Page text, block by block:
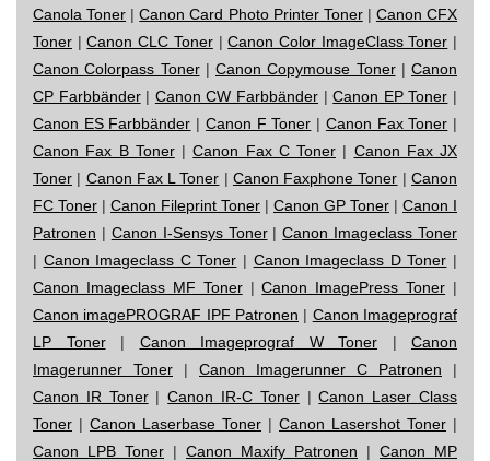
Canola Toner |Canon Card Photo Printer Toner| Canon CFX
Toner |Canon CLC Toner|Canon Color ImageClass Toner |
Canon Colorpass Toner| Canon Copymouse Toner| Canon
CP Farbbänder| Canon CW Farbbänder |Canon EP Toner |
Canon ES Farbbänder | Canon F Toner | Canon Fax Toner |
Canon Fax B Toner|Canon Fax C Toner | Canon Fax JX
Toner | Canon Fax L Toner | Canon Faxphone Toner |Canon
FC Toner | Canon Fileprint Toner | Canon GP Toner | Canon I
Patronen | Canon I-Sensys Toner|Canon Imageclass Toner
| Canon Imageclass C Toner | Canon Imageclass D Toner |
Canon Imageclass MF Toner|Canon ImagePress Toner |
Canon imagePROGRAF IPF Patronen | Canon Imageprograf
LP Toner| Canon Imageprograf W Toner | Canon
Imagerunner Toner | Canon Imagerunner C Patronen |
Canon IR Toner|Canon IR-C Toner|Canon Laser Class
Toner | Canon Laserbase Toner | Canon Lasershot Toner |
Canon LPB Toner | Canon Maxify Patronen | Canon MP